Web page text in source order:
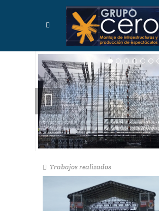
Trabajos realizados